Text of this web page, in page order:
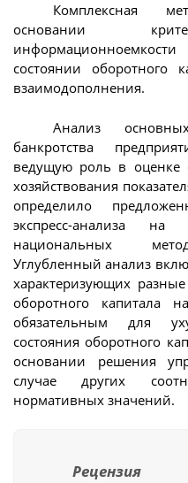
Комплексная
основании
состоянии оборотного
взаимодополнения.
Анализ
банкротства
ведущую роль в оценке
хозяйствования
определило
экспресс-анализа на
национальных
Углубленный анализ
характеризующих
оборотного капитала
обязательным для
состояния оборотного
основании решения
случае других
нормативных значений.
Рецензия